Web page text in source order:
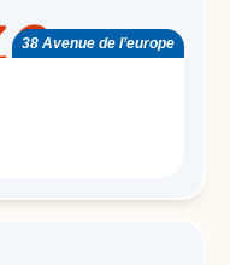
38 Avenue de l’europe